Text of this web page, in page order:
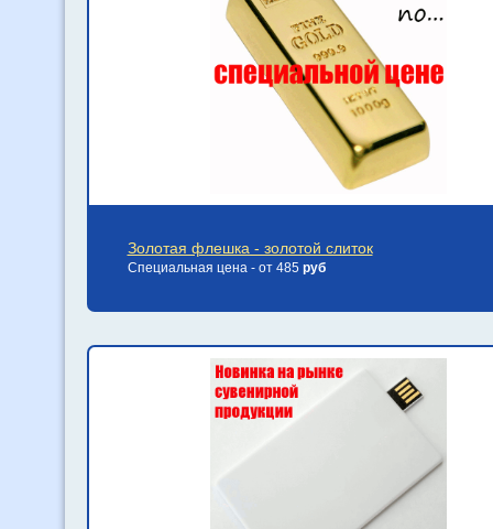
Золотая флешка - золотой слиток
Специальная цена - от 485 руб